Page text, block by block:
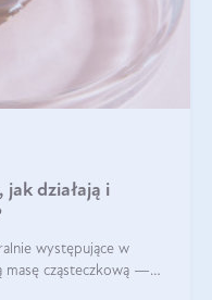
działają i
występujące w
masę cząsteczkową —